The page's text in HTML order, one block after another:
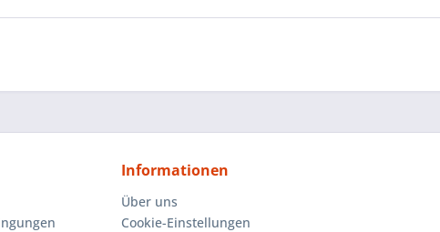
Informationen
Über uns
Cookie-Einstellungen